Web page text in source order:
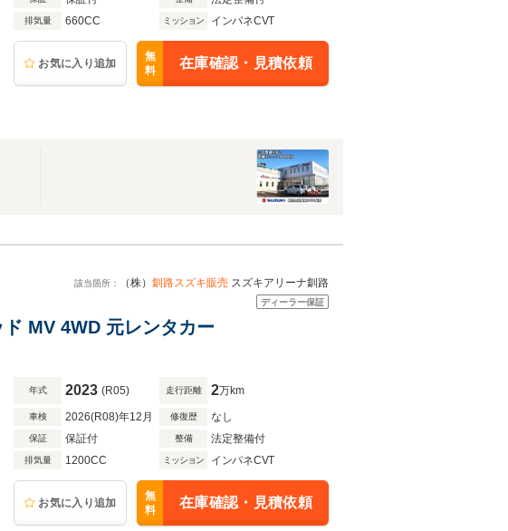
排気量 660CC ミッション インパネCVT
お気に入り追加
無
料
在庫確認・見積依頼
該当箇所： （株） 釧路スズキ販売 スズキアリーナ釧路
ディーラー保証
MV 4WD 元レンタカー
年式 2023 (R05) 走行距離 2万km
車検 2026(R08)年12月 修復歴 なし
保証 保証付 整備 法定整備付
排気量 1200CC ミッション インパネCVT
お気に入り追加
無
料
在庫確認・見積依頼